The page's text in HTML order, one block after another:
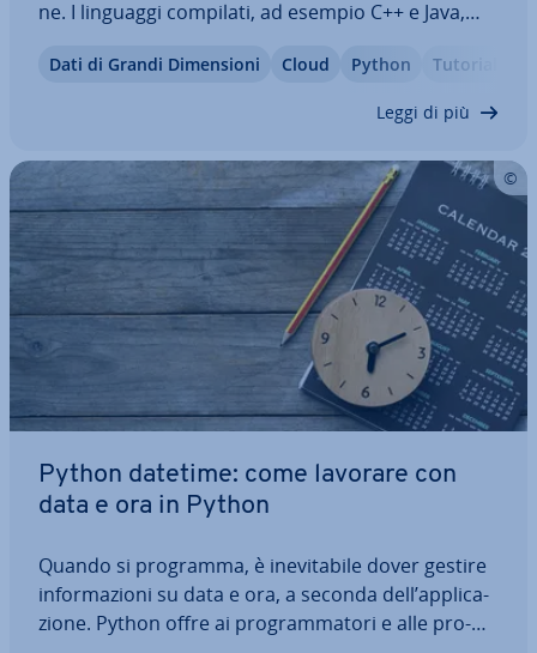
ne. I linguaggi compilati, ad esempio C++ e Java,
pro­gram­ma­zio­ne orientata agli oggetti. Anche
Dati di Grandi Di­men­sio­ni Cloud Python Tutorial
Leggi di più
Python datetime: come lavorare con
data e ora in Python
Quando si programma, è ine­vi­ta­bi­le dover gestire
in­for­ma­zio­ni su data e ora, a seconda dell’ap­pli­ca­
zio­ne. Python offre ai pro­gram­ma­to­ri e alle pro­